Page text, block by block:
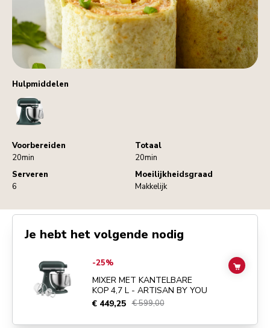
Hulpmiddelen
StandMixer
Voorbereiden
20min
Totaal
20min
Serveren
6
Moeilijkheidsgraad
Makkelijk
Je hebt het volgende nodig
Go toMIXER MET KANTELBARE KOP 4,7 L - ARTISAN BY YOU
-25%
MIXER MET KANTELBARE
KOP 4,7 L - ARTISAN BY YOU
€ 449,25 € 599,00
ADD